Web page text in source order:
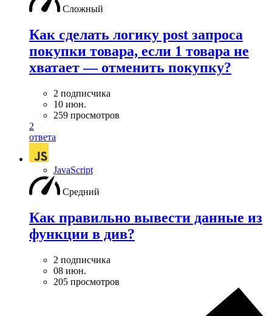
Сложный
Как сделать логику post запроса
покупки товара, если 1 товара не
хватает — отменить покупку?
2 подписчика
10 июн.
259 просмотров
2
ответа
JavaScript
Средний
Как правильно вывести данные из
функции в див?
2 подписчика
08 июн.
205 просмотров